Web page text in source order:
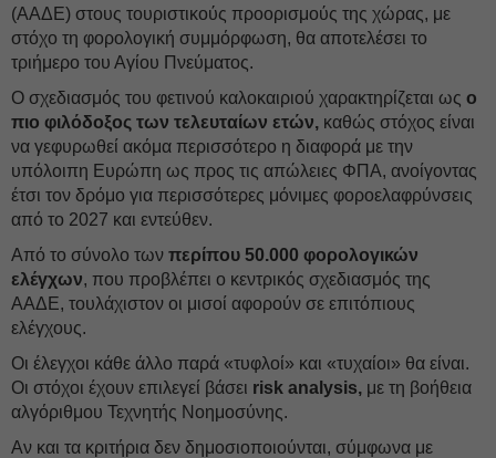
(ΑΑΔΕ) στους τουριστικούς προορισμούς της χώρας, με
στόχο τη φορολογική συμμόρφωση, θα αποτελέσει το
τριήμερο του Αγίου Πνεύματος.
Ο σχεδιασμός του φετινού καλοκαιριού χαρακτηρίζεται ως ο
πιο φιλόδοξος των τελευταίων ετών, καθώς στόχος είναι
να γεφυρωθεί ακόμα περισσότερο η διαφορά με την
υπόλοιπη Ευρώπη ως προς τις απώλειες ΦΠΑ, ανοίγοντας
έτσι τον δρόμο για περισσότερες μόνιμες φοροελαφρύνσεις
από το 2027 και εντεύθεν.
Από το σύνολο των περίπου 50.000 φορολογικών
ελέγχων, που προβλέπει ο κεντρικός σχεδιασμός της
ΑΑΔΕ, τουλάχιστον οι μισοί αφορούν σε επιτόπιους
ελέγχους.
Οι έλεγχοι κάθε άλλο παρά «τυφλοί» και «τυχαίοι» θα είναι.
Οι στόχοι έχουν επιλεγεί βάσει risk analysis, με τη βοήθεια
αλγόριθμου Τεχνητής Νοημοσύνης.
Αν και τα κριτήρια δεν δημοσιοποιούνται, σύμφωνα με